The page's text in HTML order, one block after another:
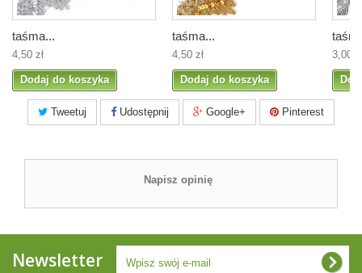
taśma...
4,50 zł
Dodaj do koszyka
taśma...
4,50 zł
Dodaj do koszyka
3,00
Tweetuj Udostępnij Google+ Pinterest
Napisz opinię
Newsletter